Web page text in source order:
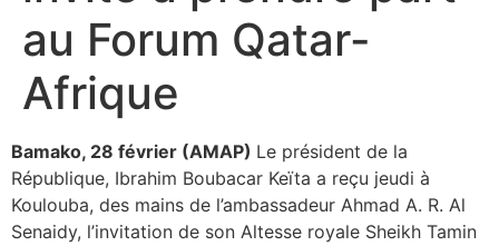
au Forum Qatar-
Afrique
Bamako, 28 février (AMAP) Le président de la
République, Ibrahim Boubacar Keïta a reçu jeudi à
Koulouba, des mains de l’ambassadeur Ahmad A. R. Al
Senaidy, l’invitation de son Altesse royale Sheikh Tamin